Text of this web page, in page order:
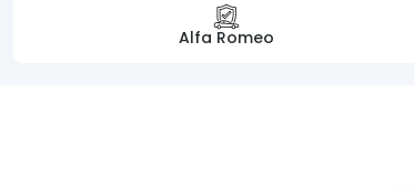
Alfa Romeo